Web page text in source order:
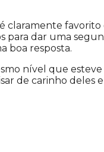
claramente
para dar uma
boa resposta.
nível que
de carinho deles